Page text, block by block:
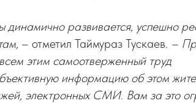
развивается, успешно
– отметил Таймураз Тускаев. –
этим самоотверженный труд
информацию об этом
электронных СМИ. Вам за это